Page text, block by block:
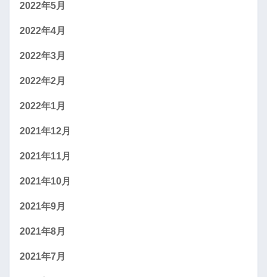
2022年5月
2022年4月
2022年3月
2022年2月
2022年1月
2021年12月
2021年11月
2021年10月
2021年9月
2021年8月
2021年7月